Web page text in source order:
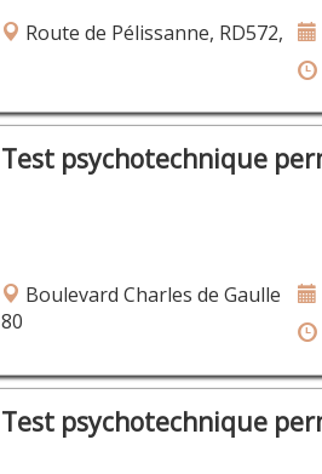
Route de Pélissanne, RD572,
Test psychotechnique
Boulevard Charles de Gaulle
80
Test psychotechnique